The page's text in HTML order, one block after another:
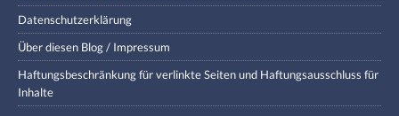
Datenschutzerklärung
Über diesen Blog / Impressum
Haftungsbeschränkung für verlinkte Seiten und Haftungsausschluss für
Inhalte